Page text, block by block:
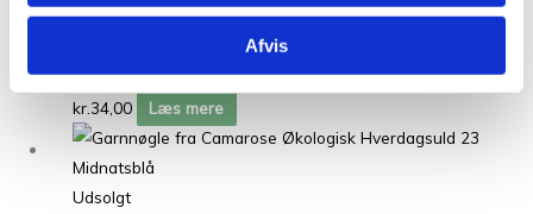
Afvis
Økologisk Hverdagsuld 25
Marineblå
kr.34,00 Læs mere
Udsolgt